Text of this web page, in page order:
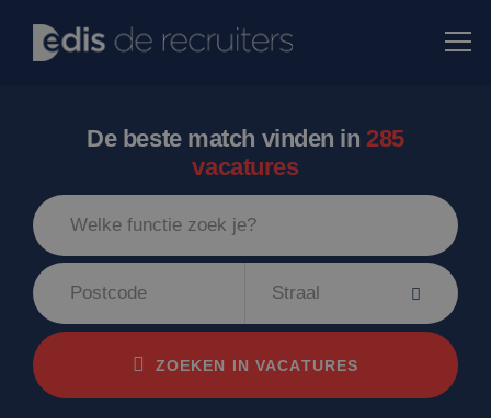
De beste match vinden in285
vacatures
Straal
ZOEKEN IN VACATURES